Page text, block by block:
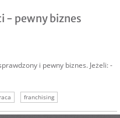
- pewny biznes
i pewny biznes. Jeżeli: -
franchising